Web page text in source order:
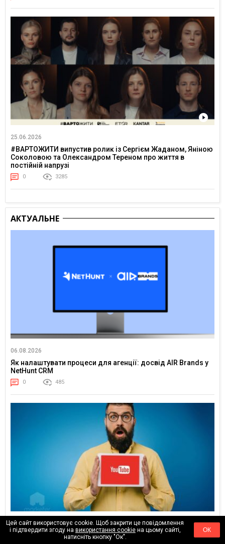
25.06.2026
#ВАРТОЖИТИ випустив ролик із Сергієм Жаданом, Яніною
Соколовою та Олександром Тереном про життя в
постійній напрузі
0 3285
АКТУАЛЬНЕ
06.08.2026
Як налаштувати процеси для агенції: досвід AIR Brands у
NetHunt CRM
0 485
24.02.2026
Тренди YouTube 2026: куди рухається увага глядача
Цей сайт використовує cookie. Щоб закрити це повідомлення
і підтвердити згоду на використання cookieна цьому сайті,
натисніть кнопку "Ок".
ОК